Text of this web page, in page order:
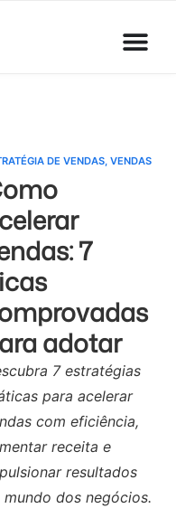
DE VENDAS, VENDAS
7
adotar
7 estratégias
para acelerar
com eficiência,
receita e
resultados
mundo dos negócios.